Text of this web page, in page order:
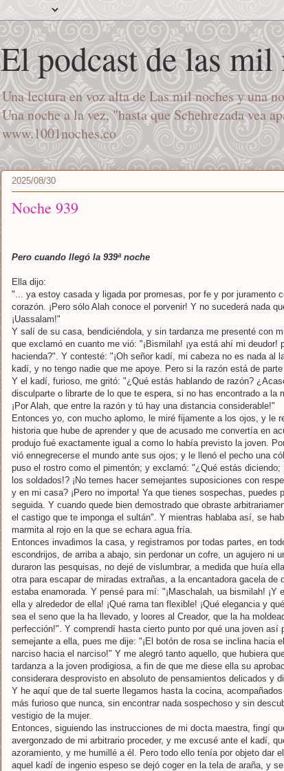
El podcast de las mil
Una lectura en voz alta de Las mil noches y una
Una noche a la vez, "hasta que Schehrezada vea
www.1001noches.co
2025/08/30
Noche 939
Pero cuando llegó la 939ª noche
Ella dijo:
"... ya estoy casada y ligada por promesas, por fe y por juramento
corazón. ¡Pero sólo Alah conoce el porvenir! Y no sucederá nada
¡Uassalam!"
Y salí de su casa, bendiciéndola, y sin tardanza me presenté con
que exclamó en cuanto me vió: "¡Bismilah! ¡ya está ahí mi deudor!
hacienda?". Y contesté: "¡Oh señor kadí, mi cabeza no es nada al
kadí, y no tengo nadie que me apoye. Pero si la razón está de
Y el kadí, furioso, me gritó: "¿Qué estás hablando de razón?
disculparte o librarte de lo que te espera, si no has encontrado a la
¡Por Alah, que entre la razón y tú hay una distancia considerable!"
Entonces yo, con mucho aplomo, le miré fijamente a los ojos, y le
historia que hube de aprender y que de acusado me convertía en
produjo fué exactamente igual a como lo había previsto la joven.
vió ennegrecerse el mundo ante sus ojos; y le llenó el pecho una
puso el rostro como el pimentón; y exclamó: "¿Qué estás diciendo;
los soldados!? ¡No temes hacer semejantes suposiciones con
y en mi casa? ¡Pero no importa! Ya que tienes sospechas, puedes
seguida. Y cuando quede bien demostrado que obraste
el castigo que te imponga el sultán". Y mientras hablaba así, se
marmita al rojo en la que se echara agua fría.
Entonces invadimos la casa, y registramos por todas partes, en
escondrijos, de arriba a abajo, sin perdonar un cofre, un agujero ni
duraron las pesquisas, no dejé de vislumbrar, a medida que huía
otra para escapar de miradas extrañas, a la encantadora gacela de
estaba enamorada. Y pensé para mí: "¡Maschalah, ua bismilah! ¡Y
ella y alrededor de ella! ¡Qué rama tan flexible! ¡Qué elegancia y
sea el seno que la ha llevado, y loores al Creador, que la ha
perfección!". Y comprendí hasta cierto punto por qué una joven así
semejante a ella, pues me dije: "¡El botón de rosa se inclina hacia
narciso hacia el narciso!" Y me alegró tanto aquello, que hubiera
tardanza a la joven prodigiosa, a fin de que me diese ella su
considerara desprovisto en absoluto de pensamientos delicados y
Y he aquí que de tal suerte llegamos hasta la cocina,
más furioso que nunca, sin encontrar nada sospechoso y sin
vestigio de la mujer.
Entonces, siguiendo las instrucciones de mi docta maestra, fingí
avergonzado de mi arbitrario proceder, y me excusé ante el kadí,
azoramiento, y me humillé a él. Pero todo ello tenía por objeto dar
aquel kadí de ingenio espeso se dejó coger en la tela de araña, y